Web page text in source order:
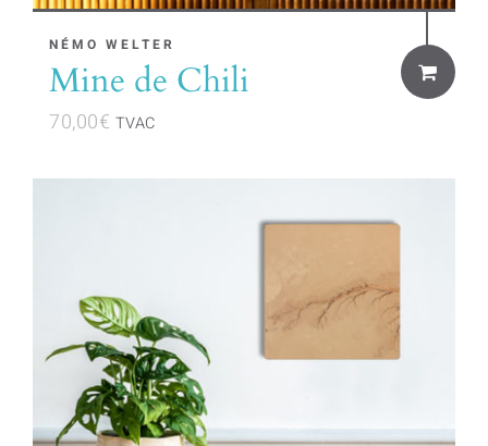
NÉMO WELTER
Mine de Chili
70,00€ TVAC